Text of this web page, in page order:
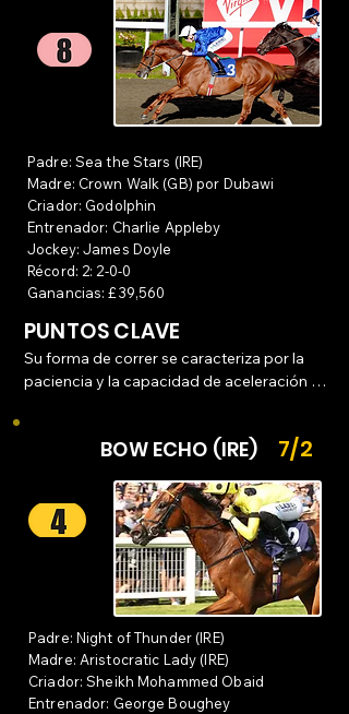
Padre: Sea the Stars (IRE)
Madre: Crown Walk (GB) por Dubawi
Criador: Godolphin
Entrenador: Charlie Appleby
Jockey: James Doyle
Récord: 2: 2-0-0
Ganancias: £39,560
PUNTOS CLAVE
Su forma de correr se caracteriza por la
paciencia y la capacidad de aceleración
Aceleración (Turn of Foot): Ha
"sentenciar" las carreras rápidamente una
vez que se le exige el esfuerzo.
Versatilidad y Mente: Su jinete, Billy
Loughnane, destaca que tiene una "mente
excelente" para ser hijo de Sea The Stars,
mostrándose manejable incluso en
carreras con un ritmo desordenado.
Posicionamiento: Suele seguir el ritmo de
BOW ECHO (IRE) 7/2
Padre: Night of Thunder (IRE)
Madre: Aristocratic Lady (IRE)
Criador: Sheikh Mohammed Obaid
Entrenador: George Boughey